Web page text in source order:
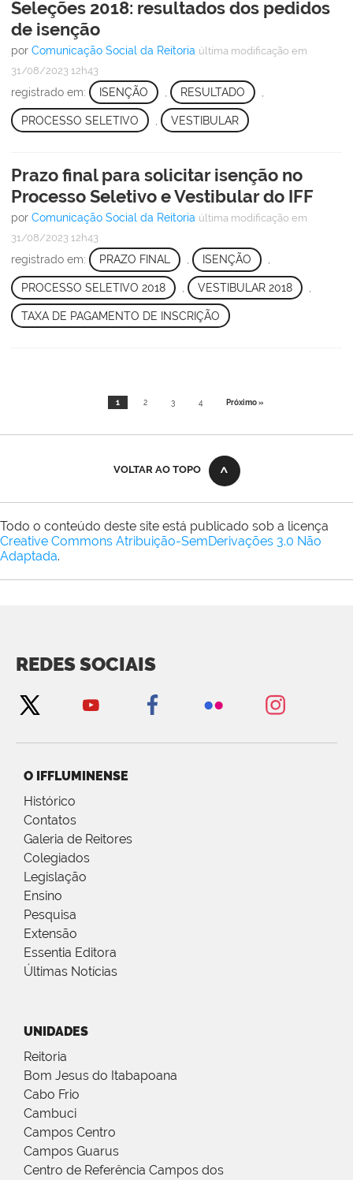
Seleções 2018: resultados dos pedidos
de isenção
por Comunicação Social da Reitoria última modificação em
31/08/2023 12h43
registrado em: ISENÇÃO RESULTADO
PROCESSO SELETIVO VESTIBULAR
Prazo final para solicitar isenção no
Processo Seletivo e Vestibular do IFF
por Comunicação Social da Reitoria última modificação em
31/08/2023 12h43
registrado em: PRAZO FINAL , ISENÇÃO ,
PROCESSO SELETIVO 2018 VESTIBULAR 2018
TAXA DE PAGAMENTO DE INSCRIÇÃO
1 2 3 4 Próximo »
VOLTAR AO TOPO
Todo o conteúdo deste site está publicado sob a licença
Creative Commons Atribuição-SemDerivações 3.0 Não
Adaptada.
REDES SOCIAIS
O IFFLUMINENSE
Histórico
Contatos
Galeria de Reitores
Colegiados
Legislação
Ensino
Pesquisa
Extensão
Essentia Editora
Últimas Notícias
UNIDADES
Reitoria
Bom Jesus do Itabapoana
Cabo Frio
Cambuci
Campos Centro
Campos Guarus
Centro de Referência Campos dos